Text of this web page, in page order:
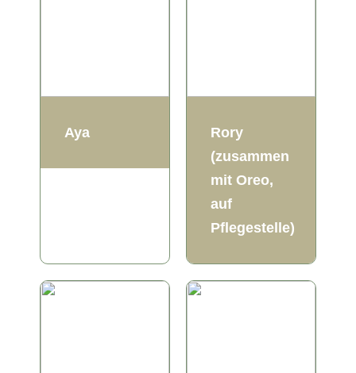
Aya
Rory
(zusammen
mit Oreo,
auf
Pflegestelle)